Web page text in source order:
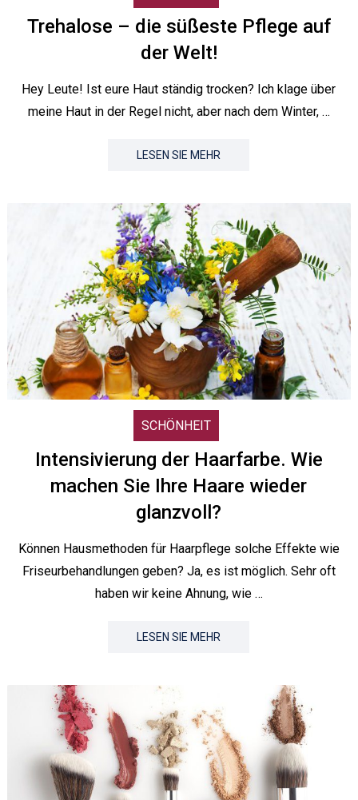
Trehalose – die süßeste Pflege auf
der Welt!
Hey Leute! Ist eure Haut ständig trocken? Ich klage über
meine Haut in der Regel nicht, aber nach dem Winter, …
LESEN SIE MEHR
SCHÖNHEIT
Intensivierung der Haarfarbe. Wie
machen Sie Ihre Haare wieder
glanzvoll?
Können Hausmethoden für Haarpflege solche Effekte wie
Friseurbehandlungen geben? Ja, es ist möglich. Sehr oft
haben wir keine Ahnung, wie …
LESEN SIE MEHR